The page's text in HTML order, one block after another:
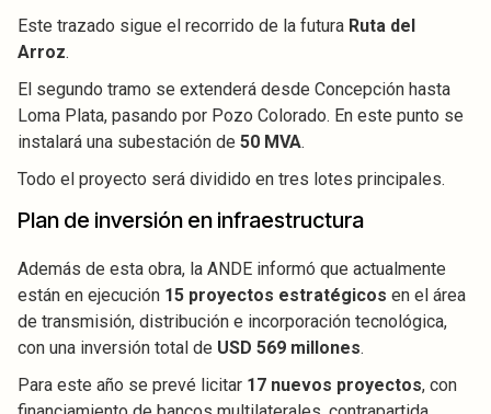
Este trazado sigue el recorrido de la futura Ruta del
Arroz.
El segundo tramo se extenderá desde Concepción hasta
Loma Plata, pasando por Pozo Colorado. En este punto se
instalará una subestación de 50 MVA.
Todo el proyecto será dividido en tres lotes principales.
Plan de inversión en infraestructura
Además de esta obra, la ANDE informó que actualmente
están en ejecución 15 proyectos estratégicos en el área
de transmisión, distribución e incorporación tecnológica,
con una inversión total de USD 569 millones.
Para este año se prevé licitar 17 nuevos proyectos, con